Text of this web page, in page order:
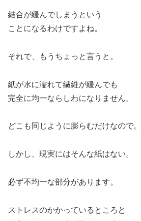
結合が緩んでしまうという
ことになるわけですよね。
それで、もうちょっと言うと。
紙が水に濡れて繊維が緩んでも
完全に均一ならしわになりません。
どこも同じように膨らむだけなので。
しかし、現実にはそんな紙はない。
必ず不均一な部分があります。
ストレスのかかっているところと